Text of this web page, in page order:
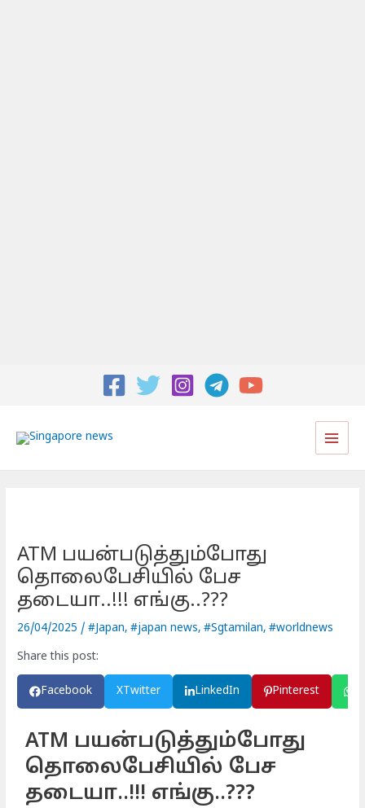
Main
ATM பயன்படுத்தும்போது
தொலைபேசியில் பேச
தடையா..!!! எங்கு..???
26/04/2025 /#Japan,#japan news,#Sgtamilan,#worldnews
Share this post:
Facebook XTwitter LinkedIn Pinterest
ATM பயன்படுத்தும்போது
தொலைபேசியில் பேச
தடையா..!!! எங்கு..???